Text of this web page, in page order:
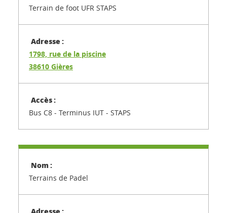
Terrain de foot UFR STAPS
1798, rue de la piscine
38610 Gières
Bus C8 - Terminus IUT - STAPS
Terrains de Padel